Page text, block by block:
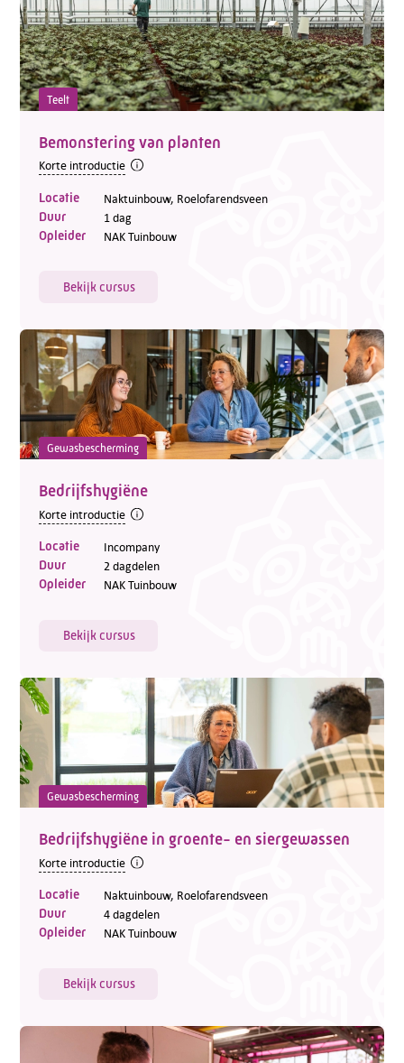
Teelt
Bemonstering van planten
Korte introductie
Locatie Naktuinbouw, Roelofarendsveen
Duur 1 dag
Opleider NAK Tuinbouw
Bekijk cursus
Gewasbescherming
Bedrijfshygiëne
Korte introductie
Locatie Incompany
Duur 2 dagdelen
Opleider NAK Tuinbouw
Bekijk cursus
Gewasbescherming
Bedrijfshygiëne in groente- en siergewassen
Korte introductie
Locatie Naktuinbouw, Roelofarendsveen
Duur 4 dagdelen
Opleider NAK Tuinbouw
Bekijk cursus